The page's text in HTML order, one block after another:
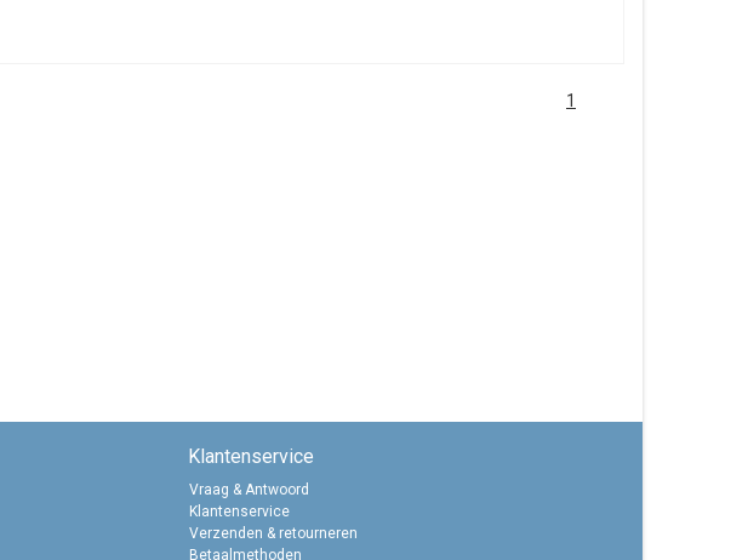
1
Klantenservice
Vraag & Antwoord
Klantenservice
Verzenden & retourneren
Betaalmethoden